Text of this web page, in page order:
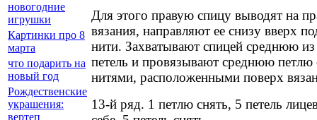
Для этого правую спицу выводят на
вязания, направляют ее снизу вверх
нити. Захватывают спицей среднюю
петель и провязывают среднюю
нитями, расположенными поверх
13-й ряд. 1 петлю снять, 5 петель
новогодние
игрушки
Картинки про 8
марта
что подарить на
новый год
Рождественские
украшения:
вертеп